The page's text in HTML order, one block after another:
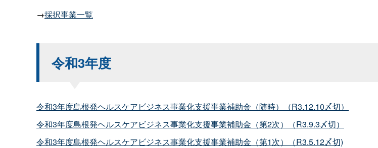
→採択事業一覧
令和3年度
令和3年度島根発ヘルスケアビジネス事業化支援事業補助金（随時）（R3.12.10〆切）
令和3年度島根発ヘルスケアビジネス事業化支援事業補助金（第2次）（R3.9.3〆切）
令和3年度島根発ヘルスケアビジネス事業化支援事業補助金（第1次）（R3.5.12〆切)